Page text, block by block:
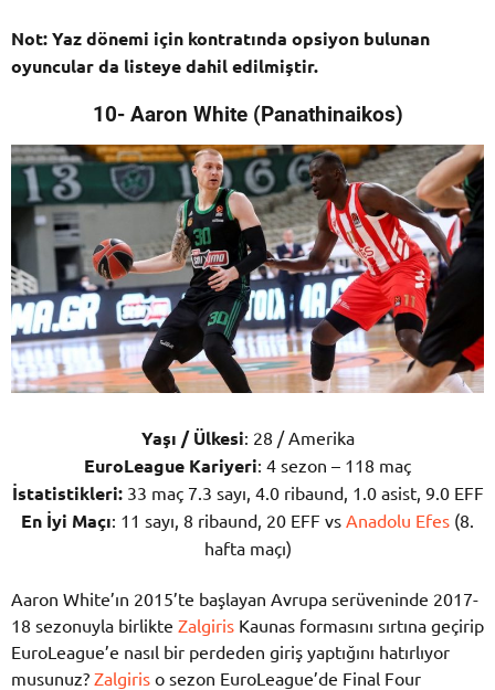
Not: Yaz dönemi için kontratında opsiyon bulunan
oyuncular da listeye dahil edilmiştir.
10- Aaron White (Panathinaikos)
Yaşı / Ülkesi: 28 / Amerika
EuroLeague Kariyeri: 4 sezon – 118 maç
İstatistikleri: 33 maç 7.3 sayı, 4.0 ribaund, 1.0 asist, 9.0 EFF
En İyi Maçı: 11 sayı, 8 ribaund, 20 EFF vs Anadolu Efes (8.
hafta maçı)
Aaron White’ın 2015’te başlayan Avrupa serüveninde 2017-
18 sezonuyla birlikte Zalgiris Kaunas formasını sırtına geçirip
EuroLeague’e nasıl bir perdeden giriş yaptığını hatırlıyor
musunuz? Zalgiris o sezon EuroLeague’de Final Four